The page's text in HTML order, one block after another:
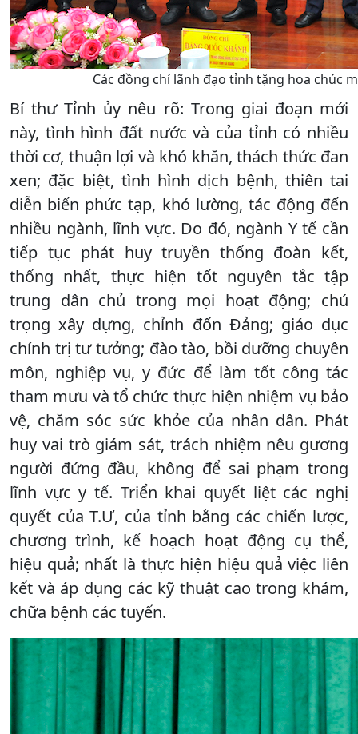
Các đồng chí lãnh đạo tỉnh tặng hoa chúc
Bí thư Tỉnh ủy nêu rõ: Trong giai đoạn mới
này, tình hình đất nước và của tỉnh có nhiều
thời cơ, thuận lợi và khó khăn, thách thức đan
xen; đặc biệt, tình hình dịch bệnh, thiên tai
diễn biến phức tạp, khó lường, tác động đến
nhiều ngành, lĩnh vực. Do đó, ngành Y tế cần
tiếp tục phát huy truyền thống đoàn kết,
thống nhất, thực hiện tốt nguyên tắc tập
trung dân chủ trong mọi hoạt động; chú
trọng xây dựng, chỉnh đốn Đảng; giáo dục
chính trị tư tưởng; đào tào, bồi dưỡng chuyên
môn, nghiệp vụ, y đức để làm tốt công tác
tham mưu và tổ chức thực hiện nhiệm vụ bảo
vệ, chăm sóc sức khỏe của nhân dân. Phát
huy vai trò giám sát, trách nhiệm nêu gương
người đứng đầu, không để sai phạm trong
lĩnh vực y tế. Triển khai quyết liệt các nghị
quyết của T.Ư, của tỉnh bằng các chiến lược,
chương trình, kế hoạch hoạt động cụ thể,
hiệu quả; nhất là thực hiện hiệu quả việc liên
kết và áp dụng các kỹ thuật cao trong khám,
chữa bệnh các tuyến.